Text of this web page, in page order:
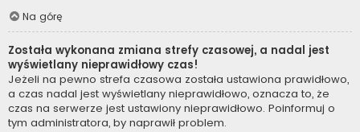
Na górę
Została wykonana zmiana strefy czasowej, a nadal jest
wyświetlany nieprawidłowy czas!
Jeżeli na pewno strefa czasowa została ustawiona prawidłowo,
a czas nadal jest wyświetlany nieprawidłowo, oznacza to, że
czas na serwerze jest ustawiony nieprawidłowo. Poinformuj o
tym administratora, by naprawił problem.